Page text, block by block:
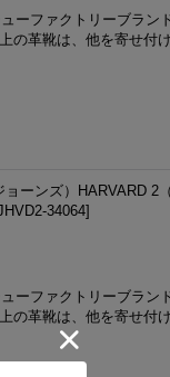
ーファクトリーブラン
の革靴は、他を寄せ付
ーンズ）HARVARD 2
34064]
ーファクトリーブラン
の革靴は、他を寄せ付